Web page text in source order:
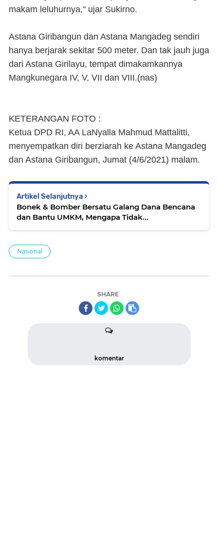
makam leluhurnya," ujar Sukirno.
Astana Giribangun dan Astana Mangadeg sendiri
hanya berjarak sekitar 500 meter. Dan tak jauh juga
dari Astana Girilayu, tempat dimakamkannya
Mangkunegara IV, V, VII dan VIII.(nas)
KETERANGAN FOTO :
Ketua DPD RI, AA LaNyalla Mahmud Mattalitti,
menyempatkan diri berziarah ke Astana Mangadeg
dan Astana Giribangun, Jumat (4/6/2021) malam.
Artikel Selanjutnya
Bonek & Bomber Bersatu Galang Dana Bencana
dan Bantu UMKM, Mengapa Tidak...
Nasional
SHARE
komentar